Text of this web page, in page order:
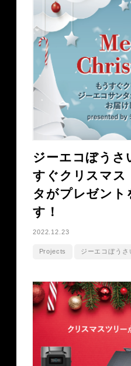
ジーエコぼうさ
すぐクリスマス
タがプレゼント
す！
2022.12.23
Projects ジーエコぼうさ